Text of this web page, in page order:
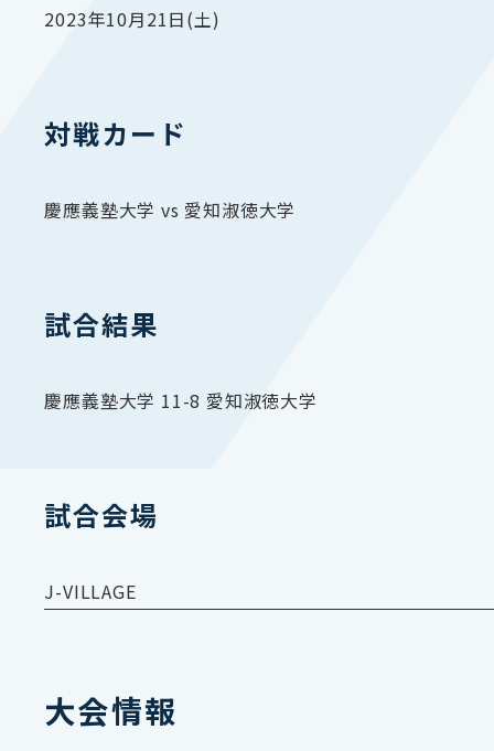
2023年10月21日(土)
対戦カード
慶應義塾大学 vs 愛知淑徳大学
試合結果
慶應義塾大学 11-8 愛知淑徳大学
試合会場
J-VILLAGE
大会情報